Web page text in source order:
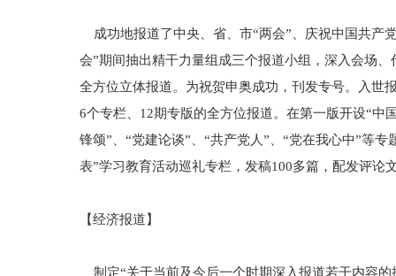
成功地报道了中央、省、市“两会”、庆祝中国共产
会”期间抽出精干力量组成三个报道小组，深入会场
全方位立体报道。为祝贺申奥成功，刊发专号。入世
6个专栏、12期专版的全方位报道。在第一版开设“中
锋颂”、“党建论谈”、“共产党人”、“党在我心中”等
表”学习教育活动巡礼专栏，发稿100多篇，配发评论
【经济报道】
制定“关于当前及今后一个时期深入报道若干内容